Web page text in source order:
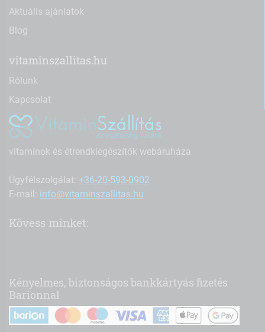
Aktuális ajánlatok
Blog
vitaminszallitas.hu
Rólunk
Kapcsolat
vitaminok és étrendkiegészítők webáruháza
Ügyfélszolgálat: +36-20-593-0902
E-mail: info@vitaminszallitas.hu
Kövess minket:
Kényelmes, biztonságos bankkártyás fizetés
Barionnal